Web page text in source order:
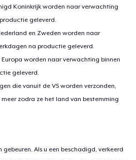
Koninkrijk worden naar verwachting
geleverd.
en Zweden worden naar
na productie geleverd.
worden naar verwachting binnen
geleverd.
die vanuit de VS worden verzonden,
zodra ze het land van bestemming
Als u een beschadigd, verkeerd